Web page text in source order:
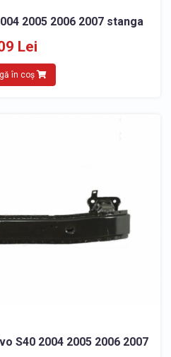
2005 2006 2007 stanga
Lei
în coș
S40 2004 2005 2006 2007